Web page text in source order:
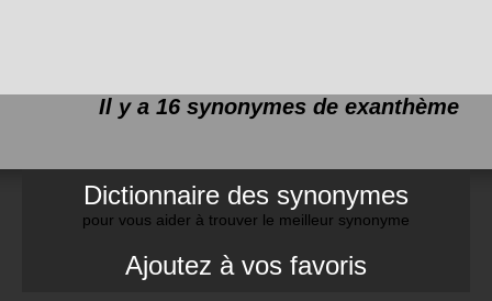
Il y a 16 synonymes de exanthème
Dictionnaire des synonymes
pour vous aider à trouver le meilleur synonyme
Ajoutez à vos favoris